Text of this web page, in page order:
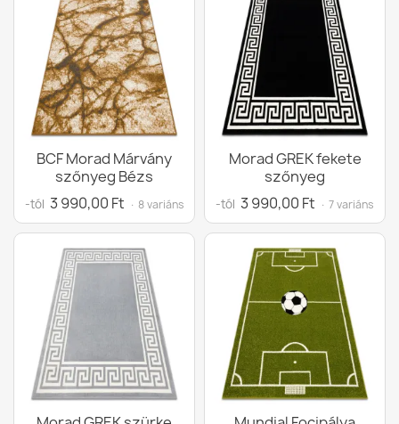
BCF Morad Márvány
szőnyeg Bézs
-tól 3 990,00 Ft · 8 variáns
Morad GREK fekete
szőnyeg
-tól 3 990,00 Ft · 7 variáns